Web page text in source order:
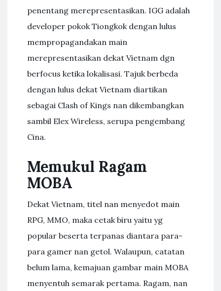
penentang merepresentasikan. IGG adalah
developer pokok Tiongkok dengan lulus
mempropagandakan main
merepresentasikan dekat Vietnam dgn
berfocus ketika lokalisasi. Tajuk berbeda
dengan lulus dekat Vietnam diartikan
sebagai Clash of Kings nan dikembangkan
sambil Elex Wireless, serupa pengembang
Cina.
Memukul Ragam
MOBA
Dekat Vietnam, titel nan menyedot main
RPG, MMO, maka cetak biru yaitu yg
popular beserta terpanas diantara para-
para gamer nan getol. Walaupun, catatan
belum lama, kemajuan gambar main MOBA
menyentuh semarak pertama. Ragam, nan